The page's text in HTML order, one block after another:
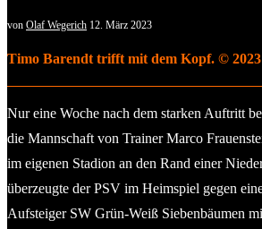
von Olaf Wegerich 12. März 2023
Timo Barendt trifft mit dem Kopf. ©
Nur eine Woche nach dem starken Auftritt
die Mannschaft von Trainer Marco
im eigenen Stadion an den Rand einer
überzeugte der PSV im Heimspiel gegen
Aufsteiger SW Grün-Weiß Siebenbäumen